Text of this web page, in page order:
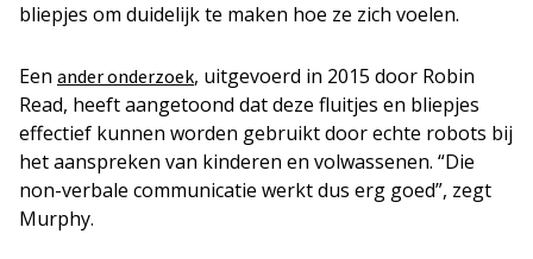
bliepjes om duidelijk te maken hoe ze zich voelen.
Een ander onderzoek, uitgevoerd in 2015 door Robin
Read, heeft aangetoond dat deze fluitjes en bliepjes
effectief kunnen worden gebruikt door echte robots bij
het aanspreken van kinderen en volwassenen. “Die
non-verbale communicatie werkt dus erg goed”, zegt
Murphy.